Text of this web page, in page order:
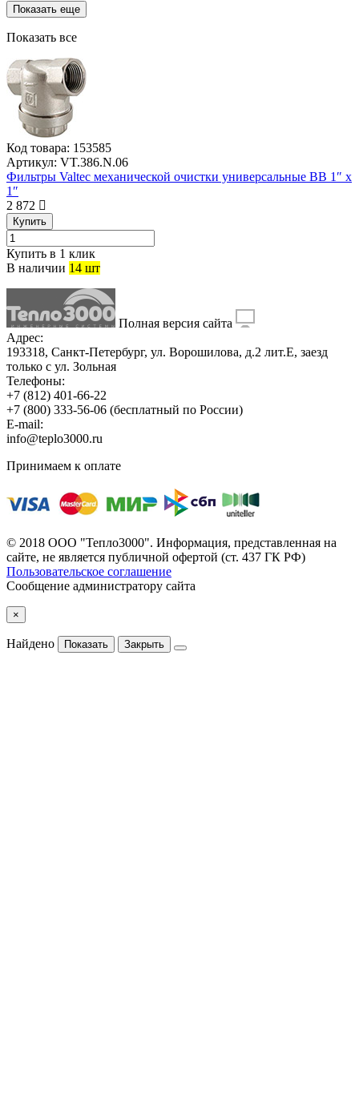
Показать еще
Показать все
Код товара: 153585
Артикул: VT.386.N.06
Фильтры Valtec механической очистки универсальные ВВ 1″ x
1″
2 872
Купить
Купить в 1 клик
В наличии 14 шт
Полная версия сайта
Адрес:
193318, Санкт-Петербург, ул. Ворошилова, д.2 лит.Е, заезд
только с ул. Зольная
Телефоны:
+7 (812) 401-66-22
+7 (800) 333-56-06 (бесплатный по России)
E-mail:
info@teplo3000.ru
Принимаем к оплате
© 2018 ООО "Тепло3000". Информация, представленная на
сайте, не является публичной офертой (ст. 437 ГК РФ)
Пользовательское соглашение
Сообщение администратору сайта
×
Найдено Показать Закрыть